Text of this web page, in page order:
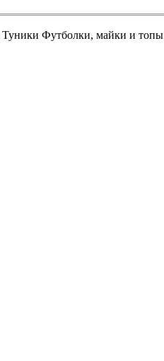
Туники Футболки, майки и топы